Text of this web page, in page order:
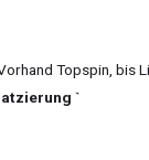
Topspin, bis
`